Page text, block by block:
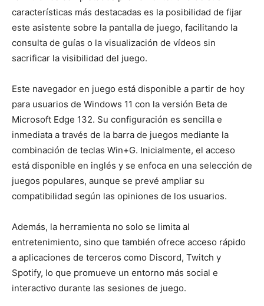
características más destacadas es la posibilidad de fijar
este asistente sobre la pantalla de juego, facilitando la
consulta de guías o la visualización de vídeos sin
sacrificar la visibilidad del juego.
Este navegador en juego está disponible a partir de hoy
para usuarios de Windows 11 con la versión Beta de
Microsoft Edge 132. Su configuración es sencilla e
inmediata a través de la barra de juegos mediante la
combinación de teclas Win+G. Inicialmente, el acceso
está disponible en inglés y se enfoca en una selección de
juegos populares, aunque se prevé ampliar su
compatibilidad según las opiniones de los usuarios.
Además, la herramienta no solo se limita al
entretenimiento, sino que también ofrece acceso rápido
a aplicaciones de terceros como Discord, Twitch y
Spotify, lo que promueve un entorno más social e
interactivo durante las sesiones de juego.